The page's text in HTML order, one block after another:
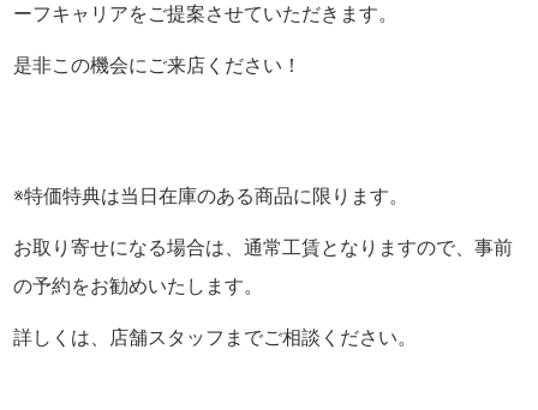
ーフキャリアをご提案させていただきます。
是非この機会にご来店ください！
※特価特典は当日在庫のある商品に限ります。
お取り寄せになる場合は、通常工賃となりますので、事前
の予約をお勧めいたします。
詳しくは、店舗スタッフまでご相談ください。